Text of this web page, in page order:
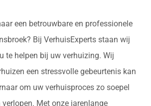
een betrouwbare en professionele
Bij VerhuisExperts staan wij
te helpen bij uw verhuizing. Wij
een stressvolle gebeurtenis kan
om uw verhuisproces zo soepel
Met onze jarenlange